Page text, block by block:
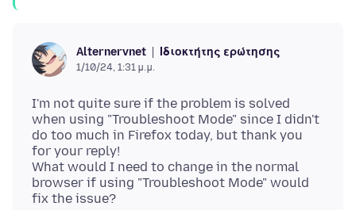
Alternervnet Ιδιοκτήτης ερώτησης
1/10/24, 1:31 μ.μ.
I'm not quite sure if the problem is solved
when using "Troubleshoot Mode" since I didn't
do too much in Firefox today, but thank you
for your reply!
What would I need to change in the normal
browser if using "Troubleshoot Mode" would